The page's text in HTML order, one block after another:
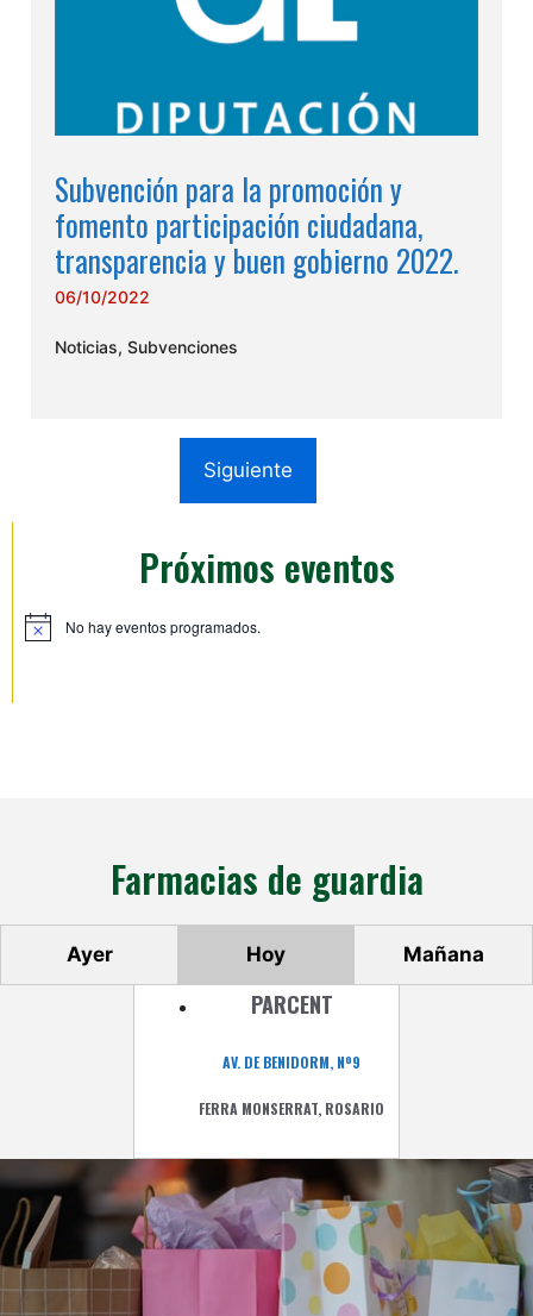
Subvención para la promoción y
fomento participación ciudadana,
transparencia y buen gobierno 2022.
06/10/2022
Noticias, Subvenciones
Siguiente
Próximos eventos
No hay eventos programados.
Farmacias de guardia
Ayer Hoy Mañana
PARCENT
AV. DE BENIDORM, Nº9
FERRA MONSERRAT, ROSARIO